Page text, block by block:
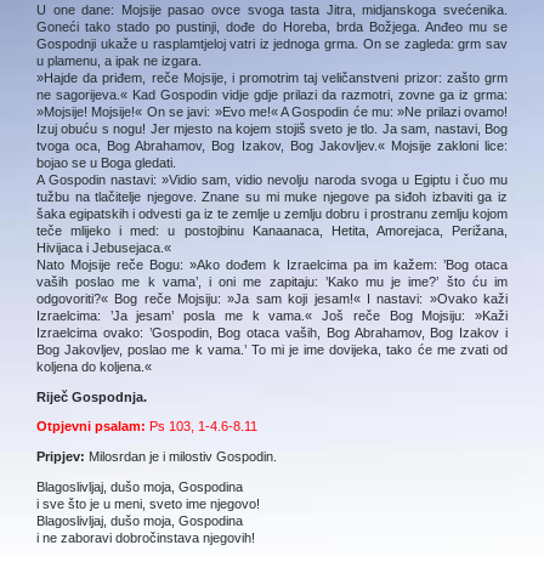
U one dane: Mojsije pasao ovce svoga tasta Jitra, midjanskoga svećenika.
Goneći tako stado po pustinji, dođe do Horeba, brda Božjega. Anđeo mu se
Gospodnji ukaže u rasplamtjeloj vatri iz jednoga grma. On se zagleda: grm sav
u plamenu, a ipak ne izgara.
»Hajde da priđem, reče Mojsije, i promotrim taj veličanstveni prizor: zašto grm
ne sagorijeva.« Kad Gospodin vidje gdje prilazi da razmotri, zovne ga iz grma:
»Mojsije! Mojsije!« On se javi: »Evo me!« A Gospodin će mu: »Ne prilazi ovamo!
Izuj obuću s nogu! Jer mjesto na kojem stojiš sveto je tlo. Ja sam, nastavi, Bog
tvoga oca, Bog Abrahamov, Bog Izakov, Bog Jakovljev.« Mojsije zakloni lice:
bojao se u Boga gledati.
A Gospodin nastavi: »Vidio sam, vidio nevolju naroda svoga u Egiptu i čuo mu
tužbu na tlačitelje njegove. Znane su mi muke njegove pa siđoh izbaviti ga iz
šaka egipatskih i odvesti ga iz te zemlje u zemlju dobru i prostranu zemlju kojom
teče mlijeko i med: u postojbinu Kanaanaca, Hetita, Amorejaca, Perižana,
Hivijaca i Jebusejaca.«
Nato Mojsije reče Bogu: »Ako dođem k Izraelcima pa im kažem: ’Bog otaca
vaših poslao me k vama’, i oni me zapitaju: ’Kako mu je ime?’ što ću im
odgovoriti?« Bog reče Mojsiju: »Ja sam koji jesam!« I nastavi: »Ovako kaži
Izraelcima: ’Ja jesam’ posla me k vama.« Još reče Bog Mojsiju: »Kaži
Izraelcima ovako: ’Gospodin, Bog otaca vaših, Bog Abrahamov, Bog Izakov i
Bog Jakovljev, poslao me k vama.’ To mi je ime dovijeka, tako će me zvati od
koljena do koljena.«
Riječ Gospodnja.
Otpjevni psalam: Ps 103, 1-4.6-8.11
Pripjev: Milosrdan je i milostiv Gospodin.
Blagoslivljaj, dušo moja, Gospodina
i sve što je u meni, sveto ime njegovo!
Blagoslivljaj, dušo moja, Gospodina
i ne zaboravi dobročinstava njegovih!